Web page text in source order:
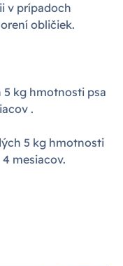
v prípadoch
obličiek.
5 kg hmotnosti psa
.
5 kg hmotnosti
mesiacov.